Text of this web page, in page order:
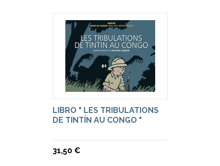
LIBRO " LES TRIBULATIONS
DE TINTÍN AU CONGO "
31,50 €